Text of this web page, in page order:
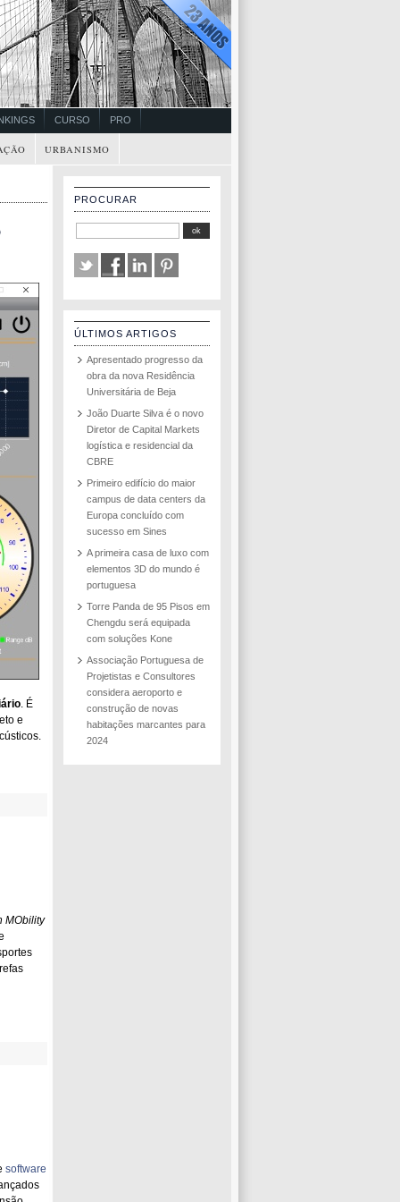
CURSO PRO
URBANISMO
. É
e
MObility
software
PROCURAR
ÚLTIMOS ARTIGOS
Apresentado progresso da
obra da nova Residência
Universitária de Beja
João Duarte Silva é o novo
Diretor de Capital Markets
logística e residencial da
CBRE
Primeiro edifício do maior
campus de data centers da
Europa concluído com
sucesso em Sines
A primeira casa de luxo com
elementos 3D do mundo é
portuguesa
Torre Panda de 95 Pisos em
Chengdu será equipada
com soluções Kone
Associação Portuguesa de
Projetistas e Consultores
considera aeroporto e
construção de novas
habitações marcantes para
2024